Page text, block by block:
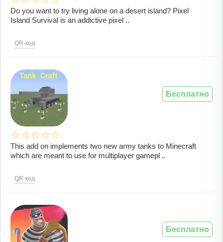
Do you want to try living alone on a desert island? Pixel
Island Survival is an addictive pixel ..
QR-код
This add on implements two new army tanks to Minecraft
which are meant to use for multiplayer gamepl ..
QR-код
Бесплатно
Бесплатно